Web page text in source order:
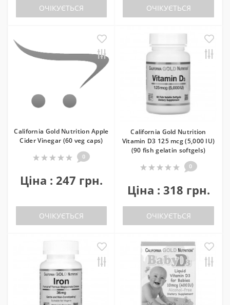
ОЧІКУЄТЬСЯ ОЧІКУЄТЬСЯ
California Gold Nutrition Apple
Cider Vinegar (60 veg caps)
0
Ціна : 247 грн.
ОЧІКУЄТЬСЯ
California Gold Nutrition
Vitamin D3 125 mcg (5,000 IU)
(90 fish gelatin softgels)
0
Ціна : 318 грн.
ОЧІКУЄТЬСЯ